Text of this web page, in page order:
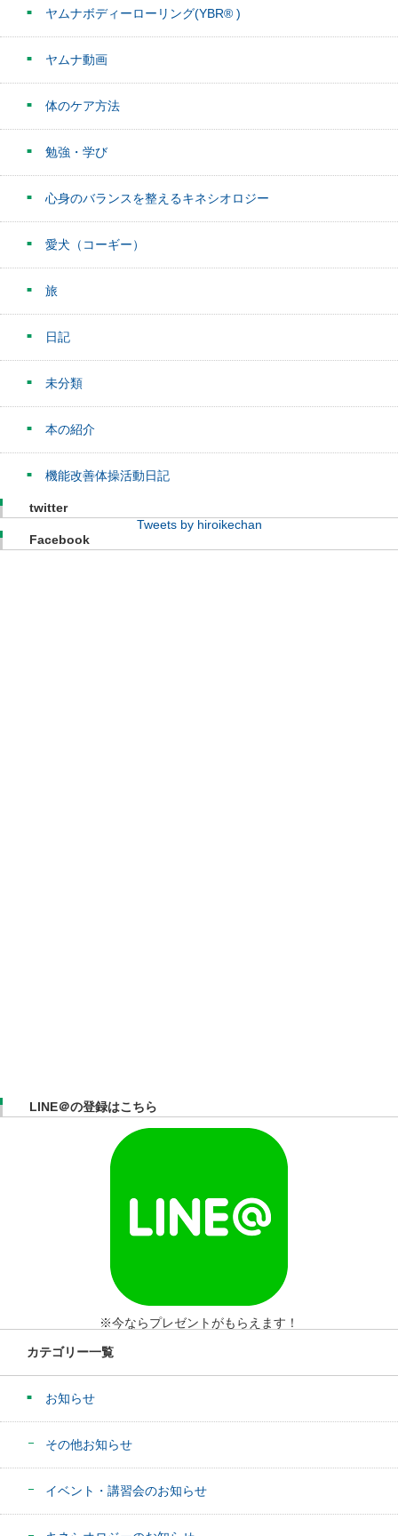
ヤムナボディーローリング(YBR® )
ヤムナ動画
体のケア方法
勉強・学び
心身のバランスを整えるキネシオロジー
愛犬（コーギー）
旅
日記
未分類
本の紹介
機能改善体操活動日記
twitter
Tweets by hiroikechan
Facebook
LINE＠の登録はこちら
※今ならプレゼントがもらえます！
カテゴリー一覧
お知らせ
その他お知らせ
イベント・講習会のお知らせ